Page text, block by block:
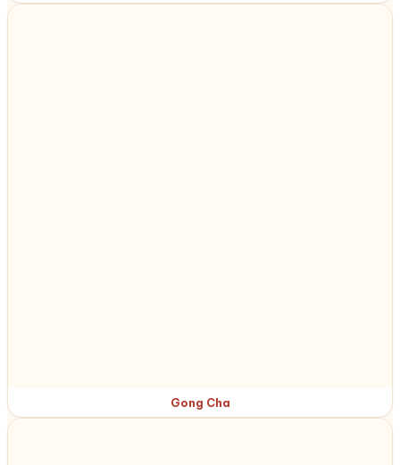
Gong Cha